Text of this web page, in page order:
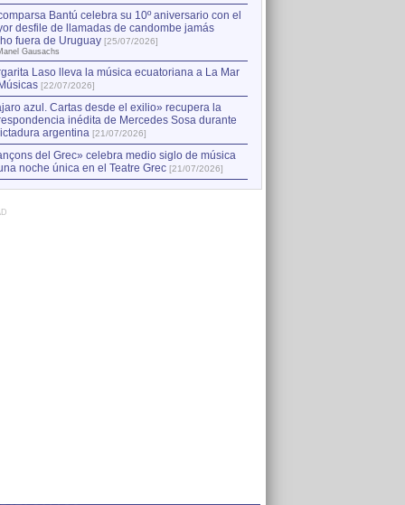
Bantú celebra su 10º aniversario con el
desfile de llamadas de candombe jamás
fuera de Uruguay [25/07/2026]
Gausachs
Laso lleva la música ecuatoriana a La Mar
[22/07/2026]
azul. Cartas desde el exilio» recupera la
inédita de Mercedes Sosa durante
argentina [21/07/2026]
del Grec» celebra medio siglo de música
noche única en el Teatre Grec [21/07/2026]